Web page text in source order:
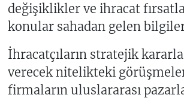
değişiklikler ve ihracat
konular sahadan gelen
İhracatçıların stratejik
verecek nitelikteki
firmaların uluslararası